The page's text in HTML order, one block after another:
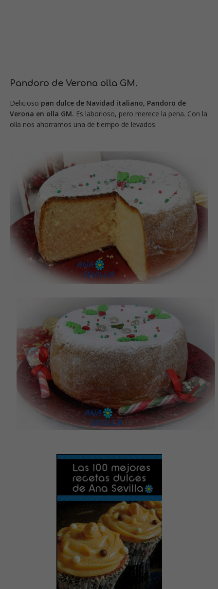
Pandoro de Verona olla GM.
Delicioso pan dulce de Navidad italiano, Pandoro de
Verona en olla GM. Es laborioso, pero merece la pena. Con la
olla nos ahorramos una de tiempo de levados.